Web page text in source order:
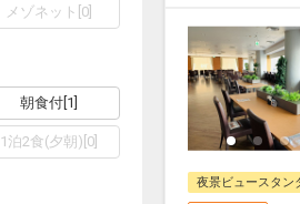
メゾネット 0
朝食付 1
1泊2食(夕朝) 0
夜景ビュースタン